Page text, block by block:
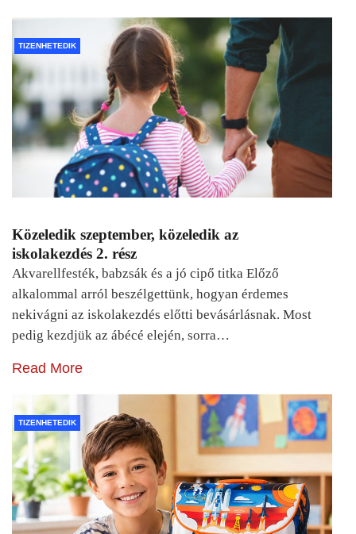
TIZENHETEDIK
Közeledik szeptember, közeledik az
iskolakezdés 2. rész
Akvarellfesték, babzsák és a jó cipő titka Előző
alkalommal arról beszélgettünk, hogyan érdemes
nekivágni az iskolakezdés előtti bevásárlásnak. Most
pedig kezdjük az ábécé elején, sorra…
Read More
TIZENHETEDIK